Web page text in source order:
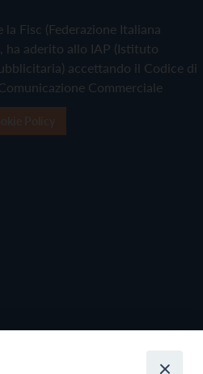
Fisc (Federazione Italiana
ha aderito allo IAP (Istituto
accettando il Codice di
Commerciale